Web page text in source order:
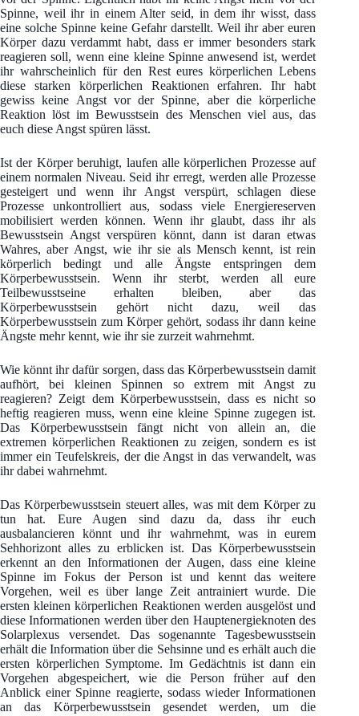
Spinne, weil ihr in einem Alter seid, in dem ihr wisst, dass
eine solche Spinne keine Gefahr darstellt. Weil ihr aber euren
Körper dazu verdammt habt, dass er immer besonders stark
reagieren soll, wenn eine kleine Spinne anwesend ist, werdet
ihr wahrscheinlich für den Rest eures körperlichen Lebens
diese starken körperlichen Reaktionen erfahren. Ihr habt
gewiss keine Angst vor der Spinne, aber die körperliche
Reaktion löst im Bewusstsein des Menschen viel aus, das
euch diese Angst spüren lässt.
Ist der Körper beruhigt, laufen alle körperlichen Prozesse auf
einem normalen Niveau. Seid ihr erregt, werden alle Prozesse
gesteigert und wenn ihr Angst verspürt, schlagen diese
Prozesse unkontrolliert aus, sodass viele Energiereserven
mobilisiert werden können. Wenn ihr glaubt, dass ihr als
Bewusstsein Angst verspüren könnt, dann ist daran etwas
Wahres, aber Angst, wie ihr sie als Mensch kennt, ist rein
körperlich bedingt und alle Ängste entspringen dem
Körperbewusstsein. Wenn ihr sterbt, werden all eure
Teilbewusstseine erhalten bleiben, aber das
Körperbewusstsein gehört nicht dazu, weil das
Körperbewusstsein zum Körper gehört, sodass ihr dann keine
Ängste mehr kennt, wie ihr sie zurzeit wahrnehmt.
Wie könnt ihr dafür sorgen, dass das Körperbewusstsein damit
aufhört, bei kleinen Spinnen so extrem mit Angst zu
reagieren? Zeigt dem Körperbewusstsein, dass es nicht so
heftig reagieren muss, wenn eine kleine Spinne zugegen ist.
Das Körperbewusstsein fängt nicht von allein an, die
extremen körperlichen Reaktionen zu zeigen, sondern es ist
immer ein Teufelskreis, der die Angst in das verwandelt, was
ihr dabei wahrnehmt.
Das Körperbewusstsein steuert alles, was mit dem Körper zu
tun hat. Eure Augen sind dazu da, dass ihr euch
ausbalancieren könnt und ihr wahrnehmt, was in eurem
Sehhorizont alles zu erblicken ist. Das Körperbewusstsein
erkennt an den Informationen der Augen, dass eine kleine
Spinne im Fokus der Person ist und kennt das weitere
Vorgehen, weil es über lange Zeit antrainiert wurde. Die
ersten kleinen körperlichen Reaktionen werden ausgelöst und
diese Informationen werden über den Hauptenergieknoten des
Solarplexus versendet. Das sogenannte Tagesbewusstsein
erhält die Information über die Sehsinne und es erhält auch die
ersten körperlichen Symptome. Im Gedächtnis ist dann ein
Vorgehen abgespeichert, wie die Person früher auf den
Anblick einer Spinne reagierte, sodass wieder Informationen
an das Körperbewusstsein gesendet werden, um die